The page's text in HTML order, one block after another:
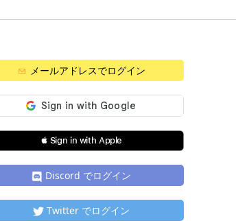
メールアドレスでログイン
 Sign in with Apple
Discord でログイン
Twitter でログイン